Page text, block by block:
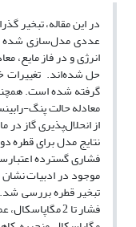
در این مقاله، تبخیر
عددی مدل‌سازی شده
انرژی و در فاز مایع،
حل شده‌اند. تغییرات
گرفته شده است.
معادله حالت پنگ-
از انحلال‌پذیری گاز
نتایج مدل برای قطره
فشاری گسترده
موجود در ادبیات
تبخیر قطره بررسی
فشار تا 2 مگاپاسکال، عمر قطره افزایش یافته ولی افزایش فشار به 5